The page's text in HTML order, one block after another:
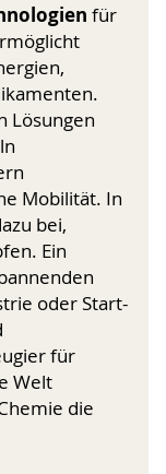
für
Lösungen
Mobilität. In
bei,
Ein
oder Start-
für
Welt
die